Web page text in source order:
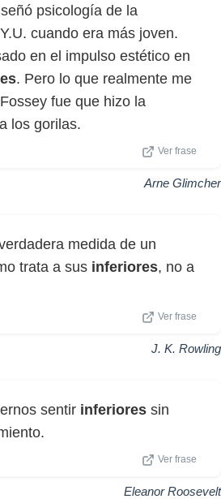
psicología de la
cuando era más joven.
en el impulso estético en
. Pero lo que realmente me
fue que hizo la
los gorilas.
Ver frase
Arne Glimcher
medida de un
trata a sus inferiores, no a
Ver frase
J. K. Rowling
sentir inferiores sin
Ver frase
Eleanor Roosevelt